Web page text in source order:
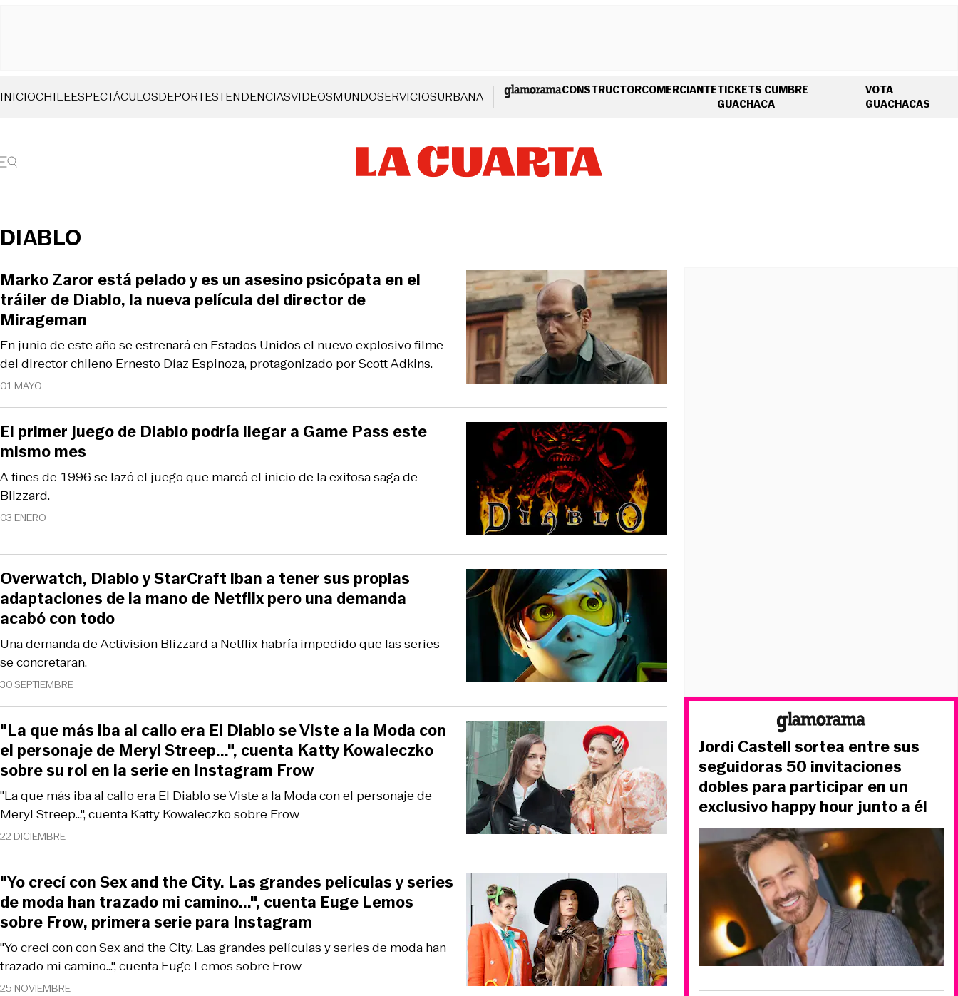
INICIOCHILEESPECTÁCULOSDEPORTESTENDENCIASVIDEOSMUNDOSERVICIOSURBANA CONSTRUCTORCOMERCIANTETICKETS CUMBRE
GUACHACAOPENS IN NEW WINDOW
VOTA
GUACHACAS
DIABLO
01 MAYO
En junio de este año se estrenará en Estados Unidos el nuevo explosivo filme
del director chileno Ernesto Díaz Espinoza, protagonizado por Scott Adkins.
Marko Zaror está pelado y es un asesino psicópata en el
tráiler de Diablo, la nueva película del director de
Mirageman
03 ENERO
A fines de 1996 se lazó el juego que marcó el inicio de la exitosa saga de
Blizzard.
El primer juego de Diablo podría llegar a Game Pass este
mismo mes
30 SEPTIEMBRE
Una demanda de Activision Blizzard a Netflix habría impedido que las series
se concretaran.
Overwatch, Diablo y StarCraft iban a tener sus propias
adaptaciones de la mano de Netflix pero una demanda
acabó con todo
22 DICIEMBRE
"La que más iba al callo era El Diablo se Viste a la Moda con el personaje de
Meryl Streep...", cuenta Katty Kowaleczko sobre Frow
"La que más iba al callo era El Diablo se Viste a la Moda con
el personaje de Meryl Streep...", cuenta Katty Kowaleczko
sobre su rol en la serie en Instagram Frow
25 NOVIEMBRE
"Yo crecí con con Sex and the City. Las grandes películas y series de moda han
trazado mi camino...", cuenta Euge Lemos sobre Frow
"Yo crecí con Sex and the City. Las grandes películas y series
de moda han trazado mi camino...", cuenta Euge Lemos
sobre Frow, primera serie para Instagram
Jordi Castell sortea entre sus
seguidoras 50 invitaciones
dobles para participar en un
exclusivo happy hour junto a él